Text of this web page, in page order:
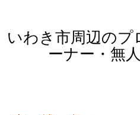
いわき市周辺のプ
ーナー・無